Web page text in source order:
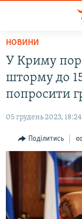
Перейти
основного
матеріалу
Перейти
до
основної
навігації
Перейти
до
пошуку
ВОДА.КРИМ
ВІДЕО ТА ФОТО
БЛОГИ
ПОГЛЯД
ІНТЕРВ'Ю
ВСЕ ЗА ДЕНЬ
СПЕЦПРОЕКТИ
ДЕПОРТАЦІЯ
ЯК ОБІЙТИ
НОВИНИ
У Криму
шторму до
попросити
05 грудень 2023, 18:24
Поділитись